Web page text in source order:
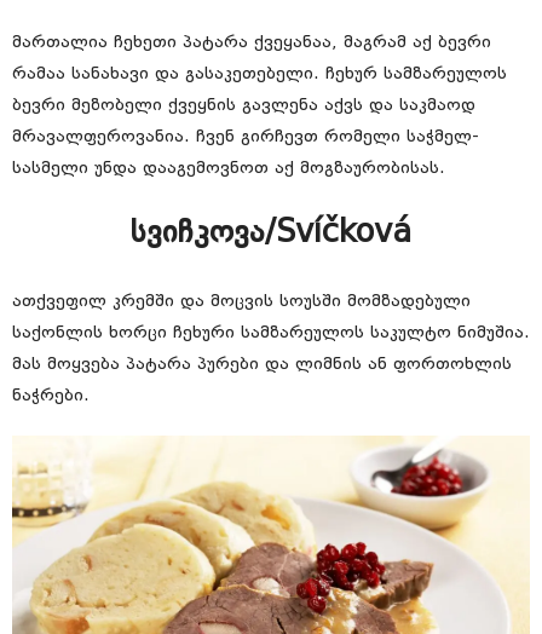
მართალია ჩეხეთი პატარა ქვეყანაა, მაგრამ აქ ბევრი
რამაა სანახავი და გასაკეთებელი. ჩეხურ სამზარეულოს
ბევრი მეზობელი ქვეყნის გავლენა აქვს და საკმაოდ
მრავალფეროვანია. ჩვენ გირჩევთ რომელი საჭმელ-
სასმელი უნდა დააგემოვნოთ აქ მოგზაურობისას.
სვიჩკოვა/Svíčková
ათქვეფილ კრემში და მოცვის სოუსში მომზადებული
საქონლის ხორცი ჩეხური სამზარეულოს საკულტო ნიმუშია.
მას მოყვება პატარა პურები და ლიმნის ან ფორთოხლის
ნაჭრები.